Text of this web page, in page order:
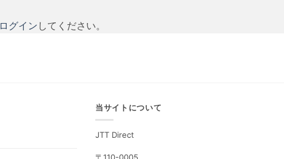
ログイン してください。
当サイトについて
JTT Direct
〒110-0005